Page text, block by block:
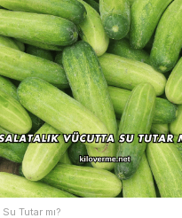
Tutar mı?